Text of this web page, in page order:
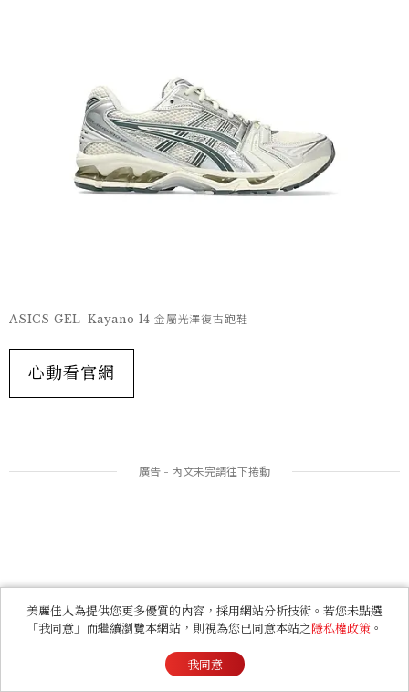
ASICS GEL-Kayano 14 金屬光澤復古跑鞋
心動看官網
EX89 價格店洽
EX89是由前身GEL-EXTREME籃球鞋復刻而
美麗佳人為提供您更多優質的內容，採用網站分析技術。若您未點選
「我同意」而繼續瀏覽本網站，則視為您已同意本站之隱私權政策 。
我同意